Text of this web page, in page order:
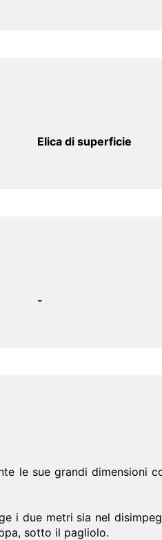
Elica di superficie
-
le sue grandi dimensioni
i due metri sia nel
sotto il pagliolo.